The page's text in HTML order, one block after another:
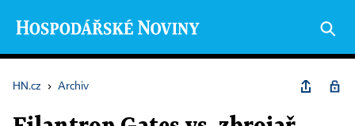
HN.cz › Archiv